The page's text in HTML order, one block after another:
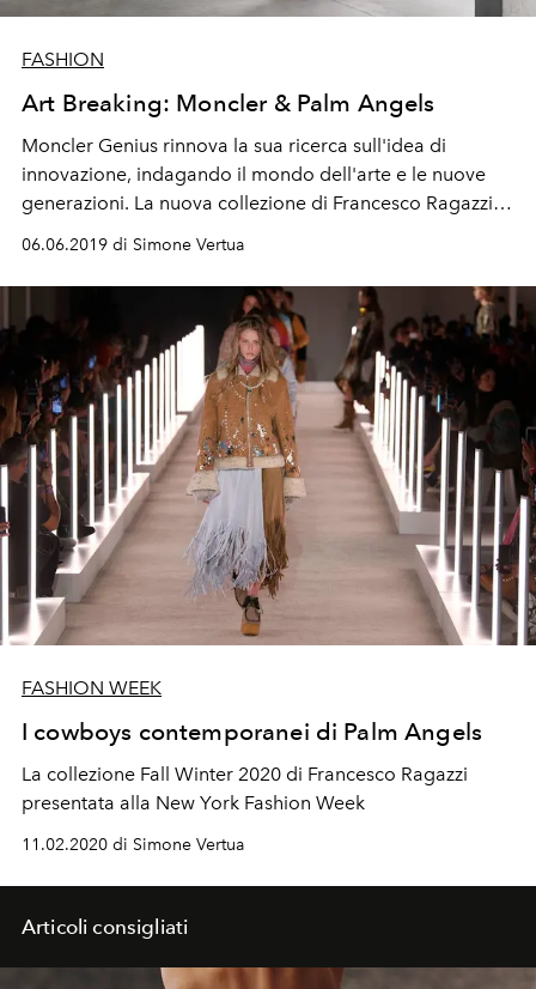
FASHION
Art Breaking: Moncler & Palm Angels
Moncler Genius rinnova la sua ricerca sull'idea di
innovazione, indagando il mondo dell'arte e le nuove
generazioni. La nuova collezione di Francesco Ragazzi
distrugge il concetto di forma.
06.06.2019 di Simone Vertua
FASHION WEEK
I cowboys contemporanei di Palm Angels
La collezione Fall Winter 2020 di Francesco Ragazzi
presentata alla New York Fashion Week
11.02.2020 di Simone Vertua
Articoli consigliati